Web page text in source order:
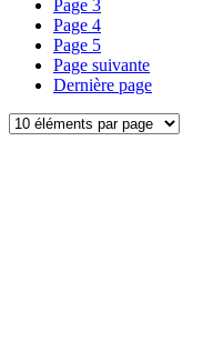
Page 3
Page 4
Page 5
Page suivante
Dernière page